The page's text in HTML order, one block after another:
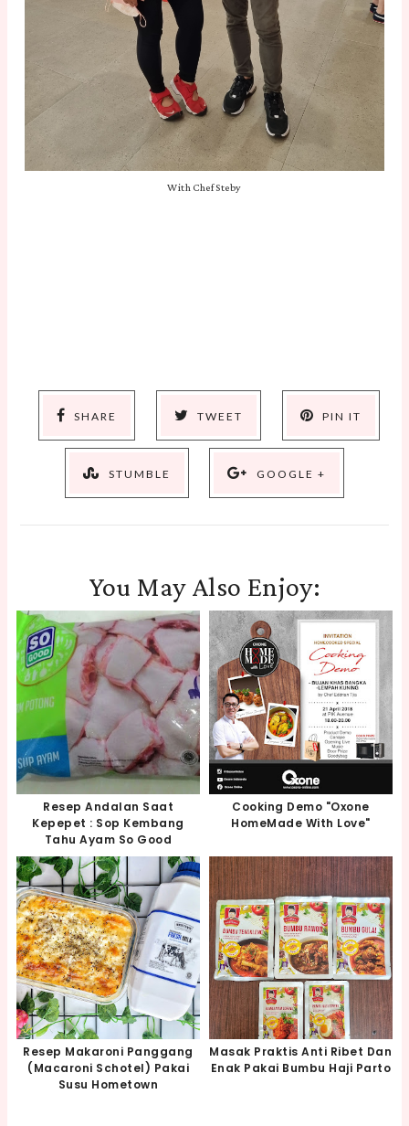
With Chef Steby
SHARE TWEET PIN IT
STUMBLE GOOGLE +
You May Also Enjoy:
Resep Andalan Saat
Kepepet : Sop Kembang
Tahu Ayam So Good
Cooking Demo "Oxone
HomeMade With Love"
Resep Makaroni Panggang
(Macaroni Schotel) Pakai
Susu Hometown
Masak Praktis Anti Ribet Dan
Enak Pakai Bumbu Haji Parto